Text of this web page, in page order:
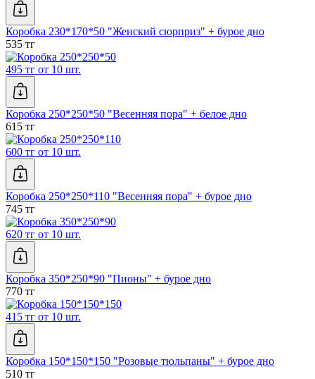
Коробка 230*170*50 "Женский сюрприз" + бурое дно
535 тг
495 тг от 10 шт.
Коробка 250*250*50 "Весенняя пора" + белое дно
615 тг
600 тг от 10 шт.
Коробка 250*250*110 "Весенняя пора" + бурое дно
745 тг
620 тг от 10 шт.
Коробка 350*250*90 "Пионы" + бурое дно
770 тг
415 тг от 10 шт.
Коробка 150*150*150 "Розовые тюльпаны" + бурое дно
510 тг